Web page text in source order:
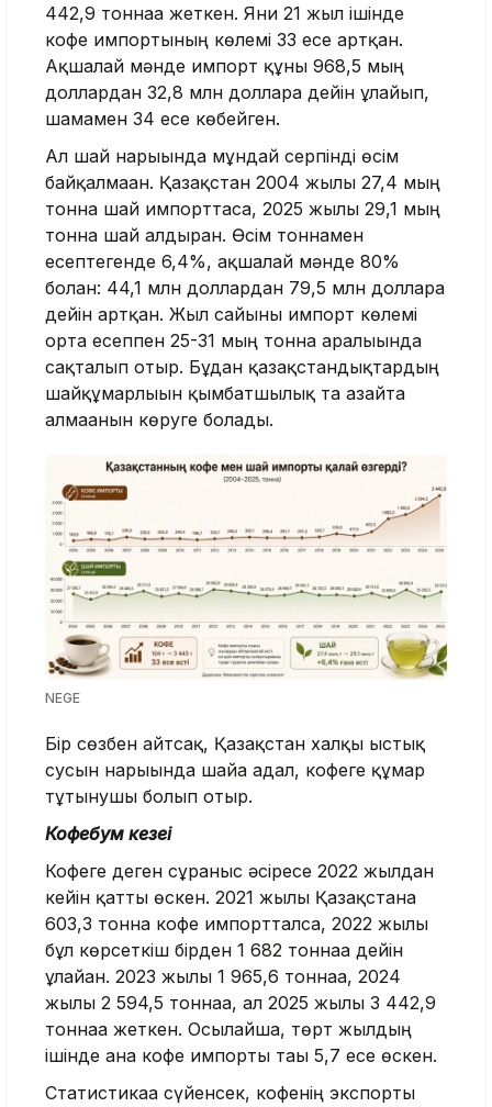
442,9 тоннаға жеткен. Яғни 21 жыл ішінде
кофе импортының көлемі 33 есе артқан.
Ақшалай мәнде импорт құны 968,5 мың
доллардан 32,8 млн долларға дейін ұлғайып,
шамамен 34 есе көбейген.
Ал шай нарығында мұндай серпінді өсім
байқалмаған. Қазақстан 2004 жылы 27,4 мың
тонна шай импорттаса, 2025 жылы 29,1 мың
тонна шай алдырған. Өсім тоннамен
есептегенде 6,4%, ақшалай мәнде 80%
болған: 44,1 млн доллардан 79,5 млн долларға
дейін артқан. Жыл сайынғы импорт көлемі
орта есеппен 25-31 мың тонна аралығында
сақталып отыр. Бұдан қазақстандықтардың
шайқұмарлығын қымбатшылық та азайта
алмағанын көруге болады.
NEGE
Бір сөзбен айтсақ, Қазақстан халқы ыстық
сусын нарығында шайға адал, кофеге құмар
тұтынушы болып отыр.
Кофебум кезеңі
Кофеге деген сұраныс әсіресе 2022 жылдан
кейін қатты өскен. 2021 жылы Қазақстанға
603,3 тонна кофе импортталса, 2022 жылы
бұл көрсеткіш бірден 1 682 тоннаға дейін
ұлғайған. 2023 жылы 1 965,6 тоннаға, 2024
жылы 2 594,5 тоннаға, ал 2025 жылы 3 442,9
тоннаға жеткен. Осылайша, төрт жылдың
ішінде ғана кофе импорты тағы 5,7 есе өскен.
Статистикаға сүйенсек, кофенің экспорты